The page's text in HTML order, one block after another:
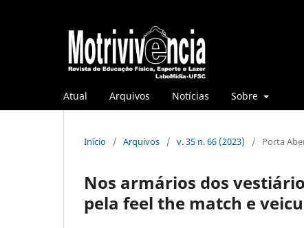
Atual Arquivos Notícias Sobre
Início / Arquivos / v. 35 n. 66 (2023) / Porta
Nos armários dos
pela feel the match e